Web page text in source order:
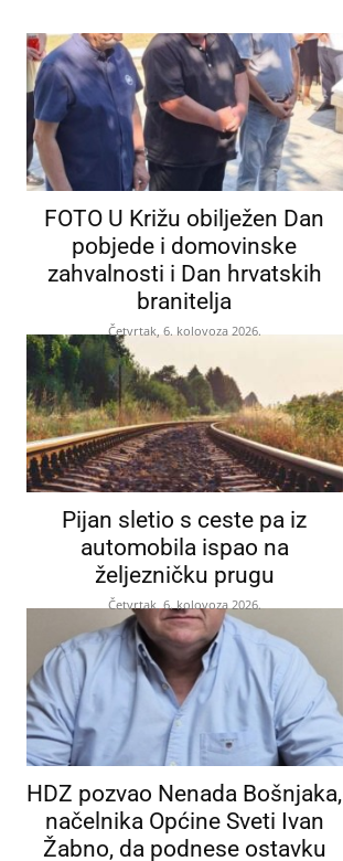
FOTO U Križu obilježen Dan
pobjede i domovinske
zahvalnosti i Dan hrvatskih
branitelja
Četvrtak, 6. kolovoza 2026.
Pijan sletio s ceste pa iz
automobila ispao na
željezničku prugu
Četvrtak, 6. kolovoza 2026.
HDZ pozvao Nenada Bošnjaka,
načelnika Općine Sveti Ivan
Žabno, da podnese ostavku